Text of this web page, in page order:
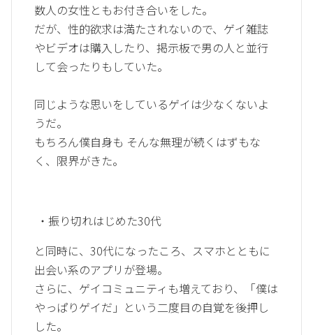
数人の女性ともお付き合いをした。
だが、性的欲求は満たされないので、ゲイ雑誌
やビデオは購入したり、掲示板で男の人と並行
して会ったりもしていた。
同じような思いをしているゲイは少なくないよ
うだ。
もちろん僕自身も そんな無理が続くはずもな
く、限界がきた。
・振り切れはじめた30代
と同時に、30代になったころ、スマホとともに
出会い系のアプリが登場。
さらに、ゲイコミュニティも増えており、「僕は
やっぱりゲイだ」という二度目の自覚を後押し
した。